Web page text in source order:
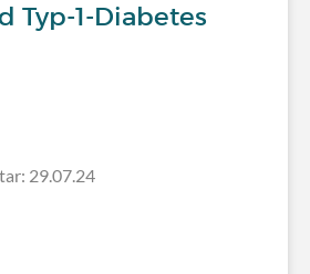
Typ-1-Diabetes
29.07.24